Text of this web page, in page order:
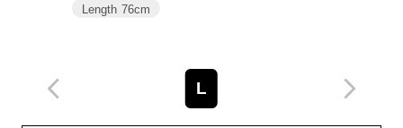
Length 76cm
L